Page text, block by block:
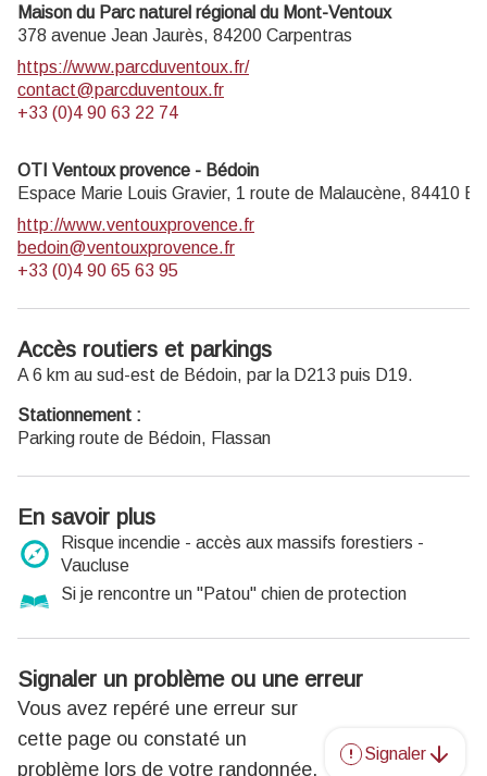
Maison du Parc naturel régional du Mont-Ventoux
378 avenue Jean Jaurès, 84200 Carpentras
https://www.parcduventoux.fr/
contact@parcduventoux.fr
+33 (0)4 90 63 22 74
OTI Ventoux provence - Bédoin
Espace Marie Louis Gravier, 1 route de Malaucène, 84410
http://www.ventouxprovence.fr
bedoin@ventouxprovence.fr
+33 (0)4 90 65 63 95
Accès routiers et parkings
A 6 km au sud-est de Bédoin, par la D213 puis D19.
Stationnement :
Parking route de Bédoin, Flassan
En savoir plus
Risque incendie - accès aux massifs forestiers -
Vaucluse
Si je rencontre un "Patou" chien de protection
Signaler un problème ou une erreur
Vous avez repéré une erreur sur
cette page ou constaté un
problème lors de votre randonnée,
Signaler